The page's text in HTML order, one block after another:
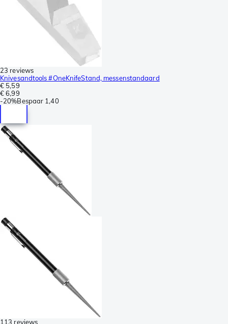
23 reviews
Knivesandtools #OneKnifeStand, messenstandaard
€ 5,59
€ 6,99
-20%Bespaar 1,40
113 reviews